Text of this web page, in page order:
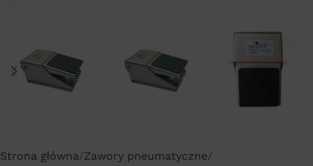
Strona główna Zawory pneumatyczne